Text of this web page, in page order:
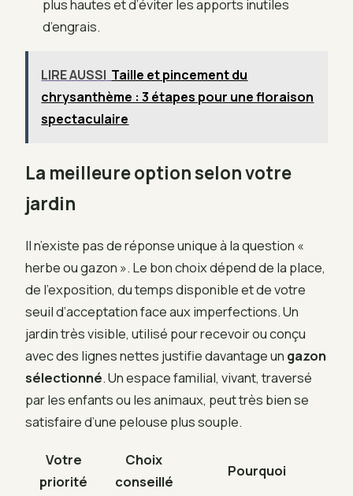
plus hautes et d’éviter les apports inutiles
d’engrais.
LIRE AUSSI Taille et pincement du
chrysanthème : 3 étapes pour une floraison
spectaculaire
La meilleure option selon votre
jardin
Il n’existe pas de réponse unique à la question «
herbe ou gazon ». Le bon choix dépend de la place,
de l’exposition, du temps disponible et de votre
seuil d’acceptation face aux imperfections. Un
jardin très visible, utilisé pour recevoir ou conçu
avec des lignes nettes justifie davantage un gazon
sélectionné. Un espace familial, vivant, traversé
par les enfants ou les animaux, peut très bien se
satisfaire d’une pelouse plus souple.
Votre
priorité
Choix
conseillé
Pourquoi